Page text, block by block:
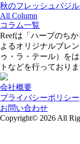
秋のフレッシュバジ
All Column
コラム一覧
Reefは「ハーブのち
よるオリジナルブレ
ゥ・ラ・テール）を
トなどを行っており
会社概要
プライバシーポリシー
お問い合わせ
Copyright© 2026 All